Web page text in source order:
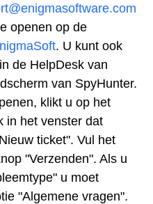
openen op de
. U kunt ook
de HelpDesk van
van SpyHunter.
klikt u op het
in het venster dat
ticket". Vul het
"Verzenden". Als u
u moet
"Algemene vragen".